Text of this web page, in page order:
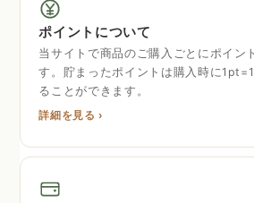
ポイントについて
当サイトで商品のご購入ごとにポイン
す。貯まったポイントは購入時に
ることができます。
詳細を見る ›